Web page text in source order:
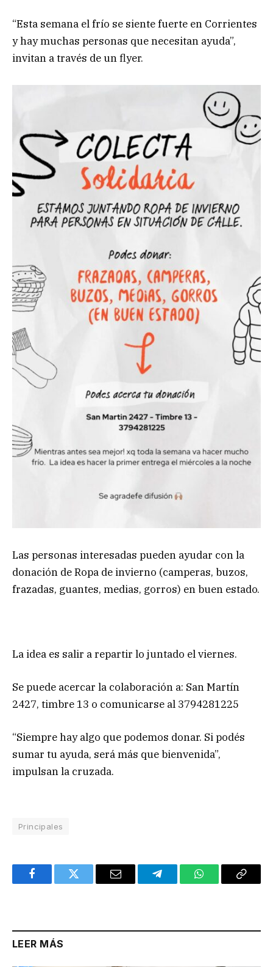
“Esta semana el frío se siente fuerte en Corrientes
y hay muchas personas que necesitan ayuda”,
invitan a través de un flyer.
Las personas interesadas pueden ayudar con la
donación de Ropa de invierno (camperas, buzos,
frazadas, guantes, medias, gorros) en buen estado.
La idea es salir a repartir lo juntado el viernes.
Se puede acercar la colaboración a: San Martín
2427, timbre 13 o comunicarse al 3794281225
“Siempre hay algo que podemos donar. Si podés
sumar tu ayuda, será más que bienvenida”,
impulsan la cruzada.
Principales
FacebookTwitter Email TelegramWhatsAppCopy
LEER MÁS